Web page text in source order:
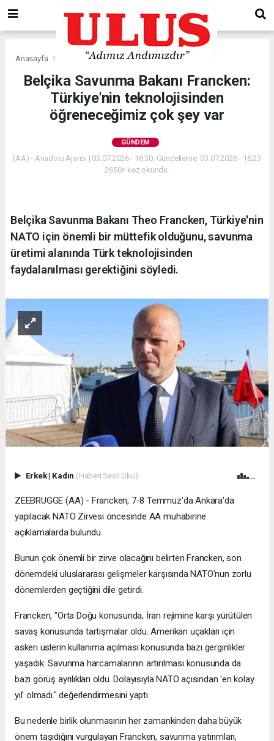
Anasayfa Gündem
Belçika Savunma Bakanı Francken:
Türkiye'nin teknolojisinden
öğreneceğimiz çok şey var
GÜNDEM
(AA) - Anadolu Ajansı | 03.07.2026 - 16:30, Güncelleme: 03.07.2026 - 16:23
2650+ kez okundu.
Belçika Savunma Bakanı Theo Francken, Türkiye'nin
NATO için önemli bir müttefik olduğunu, savunma
üretimi alanında Türk teknolojisinden
faydalanılması gerektiğini söyledi.
Erkek| Kadın (Haberi Sesli Oku)
ZEEBRUGGE (AA) - Francken, 7-8 Temmuz'da Ankara'da
yapılacak NATO Zirvesi öncesinde AA muhabirine
açıklamalarda bulundu.
Bunun çok önemli bir zirve olacağını belirten Francken, son
dönemdeki uluslararası gelişmeler karşısında NATO'nun zorlu
dönemlerden geçtiğini dile getirdi.
Francken, "Orta Doğu konusunda, İran rejimine karşı yürütülen
savaş konusunda tartışmalar oldu. Amerikan uçakları için
askeri üslerin kullanıma açılması konusunda bazı gerginlikler
yaşadık. Savunma harcamalarının artırılması konusunda da
bazı görüş ayrılıkları oldu. Dolayısıyla NATO açısından 'en kolay
yıl' olmadı." değerlendirmesini yaptı.
Bu nedenle birlik olunmasının her zamankinden daha büyük
önem taşıdığını vurgulayan Francken, savunma yatırımları,